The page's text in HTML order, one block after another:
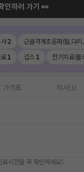
인하러 가기 👀
2 근골격계초음파(팔,다리
1 깁스 1 전기치료(물
가격표 의사(1)
시간을 꼭 확인하세요!